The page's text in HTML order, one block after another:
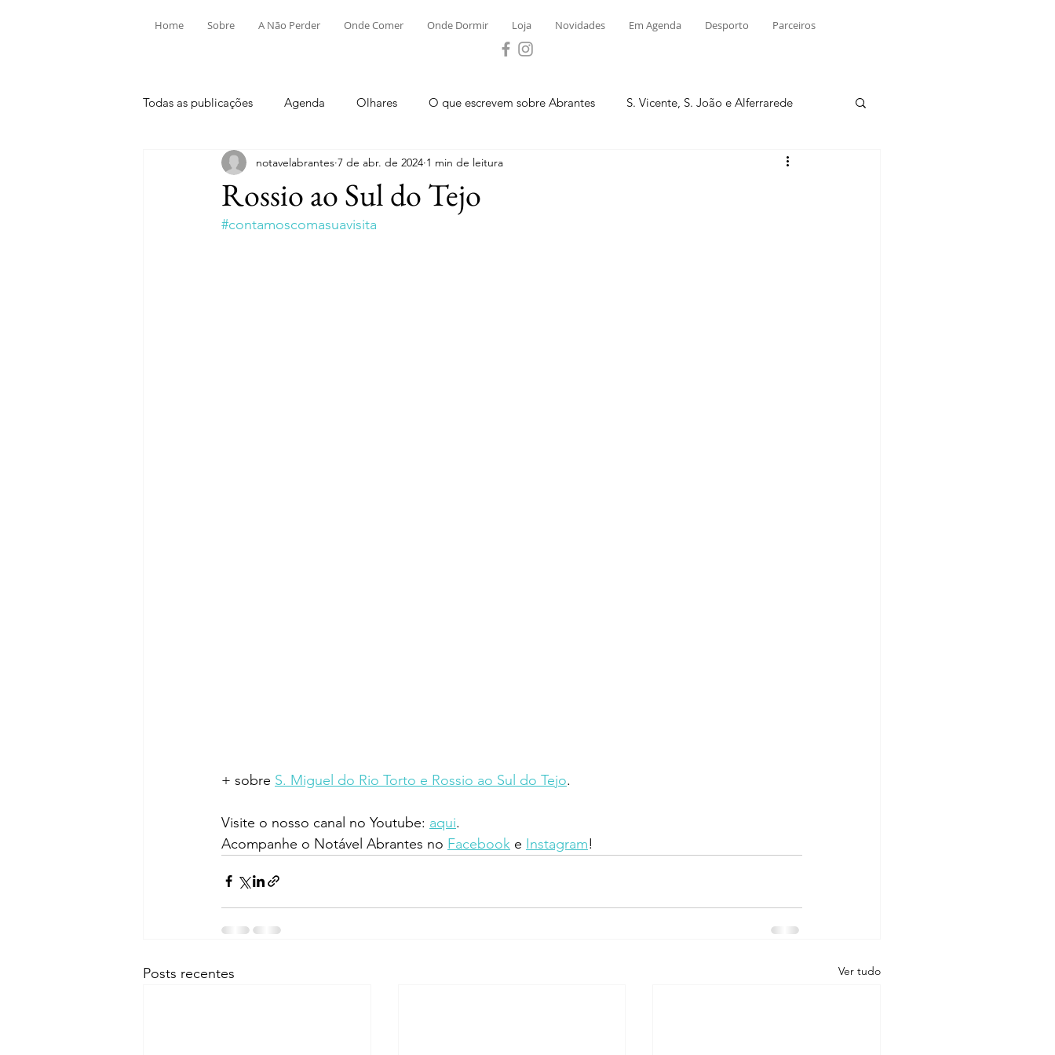
Home Sobre A Não Perder Onde Comer Onde Dormir Loja Novidades Em Agenda Desporto Parceiros
Todas as publicações Agenda Olhares O que escrevem sobre Abrantes S. Vicente, S. João e Alferrarede
Aldeia do Mato e Souto Alvega e Concavada Bemposta
Mouriscas Pego Rio de Moinhos
Rossio ao Sul do Tejo
notavelabrantes 7 de abr. de 2024 1 min de leitura
#contamoscomasuavisita
+ sobre S. Miguel do Rio Torto e Rossio ao Sul do Tejo.
Visite o nosso canal no Youtube: aqui.
Acompanhe o Notável Abrantes no Facebook e Instagram!
Posts recentes Ver tudo